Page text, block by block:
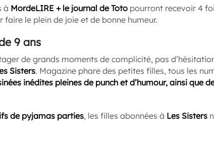
à MordeLIRE + le journal de Toto pourront recevoir 4
faire le plein de joie et de bonne humeur.
9 ans
de grands moments de complicité, pas
Sisters. Magazine phare des petites filles, tous les
inédites pleines de punch et d’humour, ainsi que
de pyjamas parties, les filles abonnées à Les Sisters